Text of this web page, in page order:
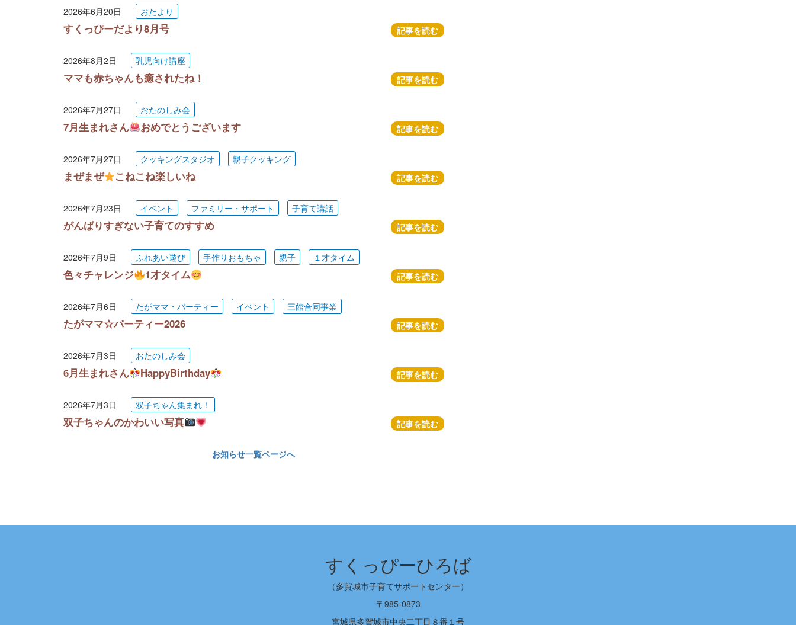
2026年6月20日 おたより
すくっぴーだより8月号 記事を読む
2026年8月2日 乳児向け講座
ママも赤ちゃんも癒されたね！ 記事を読む
2026年7月27日 おたのしみ会
7月生まれさん おめでとうございます 記事を読む
2026年7月27日 クッキングスタジオ 親子クッキング
まぜまぜ こねこね楽しいね 記事を読む
2026年7月23日 イベント ファミリー・サポート 子育て講話
がんばりすぎない子育てのすすめ 記事を読む
2026年7月9日 ふれあい遊び 手作りおもちゃ 親子 １才タイム
色々チャレンジ 1才タイム 記事を読む
2026年7月6日 たがママ・パーティー イベント 三館合同事業
たがママ☆パーティー2026 記事を読む
2026年7月3日 おたのしみ会
6月生まれさん HappyBirthday 記事を読む
2026年7月3日 双子ちゃん集まれ！
双子ちゃんのかわいい写真 記事を読む
お知らせ一覧ページへ
すくっぴーひろば
（多賀城市子育てサポートセンター）
〒985-0873
宮城県多賀城市中央二丁目８番１号